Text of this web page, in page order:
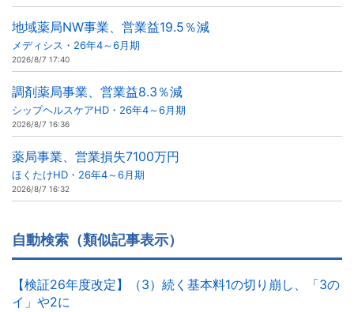
地域薬局NW事業、営業益19.5％減
メディシス・26年4～6月期
2026/8/7 17:40
調剤薬局事業、営業益8.3％減
シップヘルスケアHD・26年4～6月期
2026/8/7 16:36
薬局事業、営業損失7100万円
ほくたけHD・26年4～6月期
2026/8/7 16:32
自動検索（類似記事表示）
【検証26年度改定】（3）続く基本料1の切り崩し、「3の
イ」や2に